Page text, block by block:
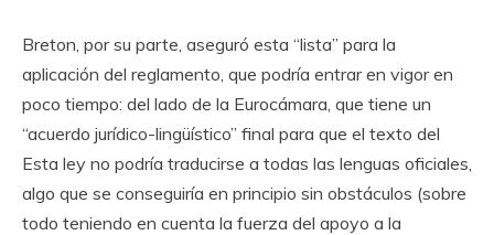
Breton, por su parte, aseguró esta “lista” para la
aplicación del reglamento, que podría entrar en vigor en
poco tiempo: del lado de la Eurocámara, que tiene un
“acuerdo jurídico-lingüístico” final para que el texto del
Esta ley no podría traducirse a todas las lenguas oficiales,
algo que se conseguiría en principio sin obstáculos (sobre
todo teniendo en cuenta la fuerza del apoyo a la